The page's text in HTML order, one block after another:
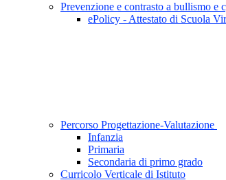
Prevenzione e contrasto a bullismo e
ePolicy - Attestato di Scuola
Percorso Progettazione-Valutazione
Infanzia
Primaria
Secondaria di primo grado
Curricolo Verticale di Istituto